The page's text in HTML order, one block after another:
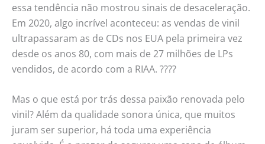
essa tendência não mostrou sinais de desaceleração.
Em 2020, algo incrível aconteceu: as vendas de vinil
ultrapassaram as de CDs nos EUA pela primeira vez
desde os anos 80, com mais de 27 milhões de LPs
vendidos, de acordo com a RIAA. ????
Mas o que está por trás dessa paixão renovada pelo
vinil? Além da qualidade sonora única, que muitos
juram ser superior, há toda uma experiência